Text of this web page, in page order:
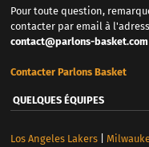
Pour toute question,
contacter par email à
contact@parlons-basket.com
Contacter Parlons Basket
QUELQUES ÉQUIPES
Los Angeles Lakers|